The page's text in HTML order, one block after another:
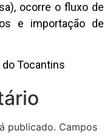
ocorre o fluxo de
e importação de
Tocantins
publicado. Campos